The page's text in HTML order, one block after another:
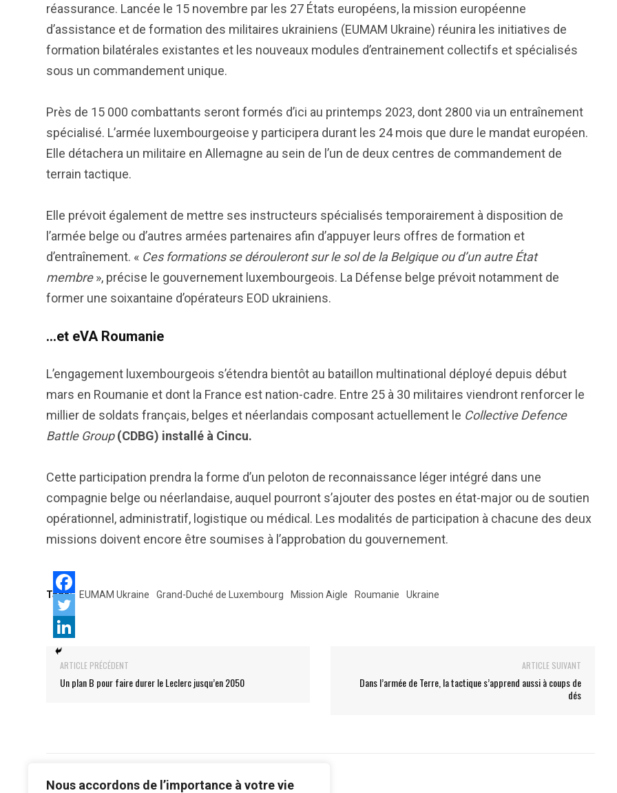
Nous accordons de l’importance à votre vie
réassurance. Lancée le 15 novembre par les 27 États européens, la mission européenne
d’assistance et de formation des militaires ukrainiens (EUMAM Ukraine) réunira les initiatives de
formation bilatérales existantes et les nouveaux modules d’entrainement collectifs et spécialisés
sous un commandement unique.
Près de 15 000 combattants seront formés d’ici au printemps 2023, dont 2800 via un entraînement
spécialisé. L’armée luxembourgeoise y participera durant les 24 mois que dure le mandat européen.
Elle détachera un militaire en Allemagne au sein de l’un de deux centres de commandement de
terrain tactique.
Elle prévoit également de mettre ses instructeurs spécialisés temporairement à disposition de
l’armée belge ou d’autres armées partenaires afin d’appuyer leurs offres de formation et
d’entraînement. « Ces formations se dérouleront sur le sol de la Belgique ou d’un autre État
membre», précise le gouvernement luxembourgeois. La Défense belge prévoit notamment de
former une soixantaine d’opérateurs EOD ukrainiens.
…et eVA Roumanie
L’engagement luxembourgeois s’étendra bientôt au bataillon multinational déployé depuis début
mars en Roumanie et dont la France est nation-cadre. Entre 25 à 30 militaires viendront renforcer le
millier de soldats français, belges et néerlandais composant actuellement le Collective Defence
Battle Group(CDBG) installé à Cincu.
Cette participation prendra la forme d’un peloton de reconnaissance léger intégré dans une
compagnie belge ou néerlandaise, auquel pourront s’ajouter des postes en état-major ou de soutien
opérationnel, administratif, logistique ou médical. Les modalités de participation à chacune des deux
missions doivent encore être soumises à l’approbation du gouvernement.
Tags: EUMAM Ukraine Grand-Duché de Luxembourg Mission Aigle Roumanie Ukraine
ARTICLE PRÉCÉDENT
Un plan B pour faire durer le Leclerc jusqu’en 2050
ARTICLE SUIVANT
Dans l’armée de Terre, la tactique s’apprend aussi à coups de
dés